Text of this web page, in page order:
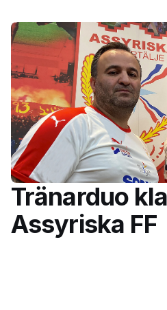
Tränarduo
Assyriska FF